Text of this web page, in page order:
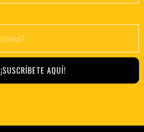
¡SUSCRÍBETE AQUÍ!